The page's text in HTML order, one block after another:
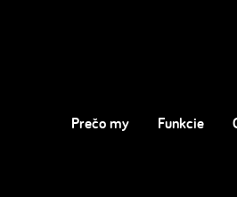
Prečo my Funkcie